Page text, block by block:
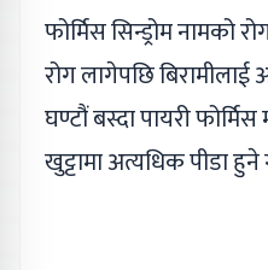
फोर्मिस सिन्ड्रोम नामको
रोग लागेपछि बिरामीलाई
घण्टौं बस्दा पायरी
खुट्टामा अत्यधिक पीडा हुने